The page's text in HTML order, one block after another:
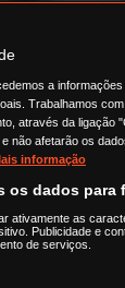
a
Trabalhamos com
através da ligação
afetarão os
informação
os dados para
ativamente as
Publicidade e
de serviços.